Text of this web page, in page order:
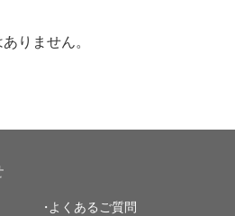
りません。
よくあるご質問